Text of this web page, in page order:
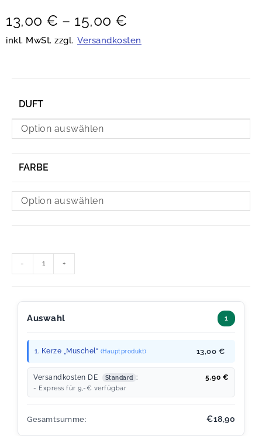
von 5,
basierend
13,00 € – 15,00 €
inkl. MwSt. zzgl. Versandkosten
DUFT
Option auswählen
FARBE
Option auswählen
- +
Auswahl 1
1. Kerze „Muschel“ (Hauptprodukt) 13,00 €
Versandkosten DE Standard : 5,90 €
- Express für 9,-€ verfügbar
Gesamtsumme: €18,90